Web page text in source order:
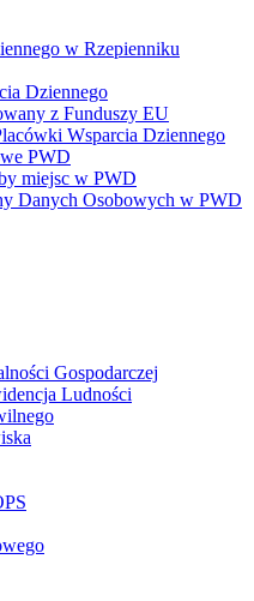
w Rzepienniku
Dziennego
z Funduszy EU
Wsparcia Dziennego
PWD
miejsc w PWD
Danych Osobowych w PWD
Gospodarczej
Ludności